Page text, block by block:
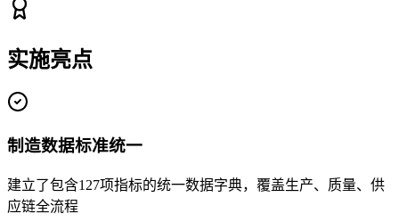
实施亮点
制造数据标准统一
建立了包含127项指标的统一数据字典，覆盖生产、质量、供
应链全流程